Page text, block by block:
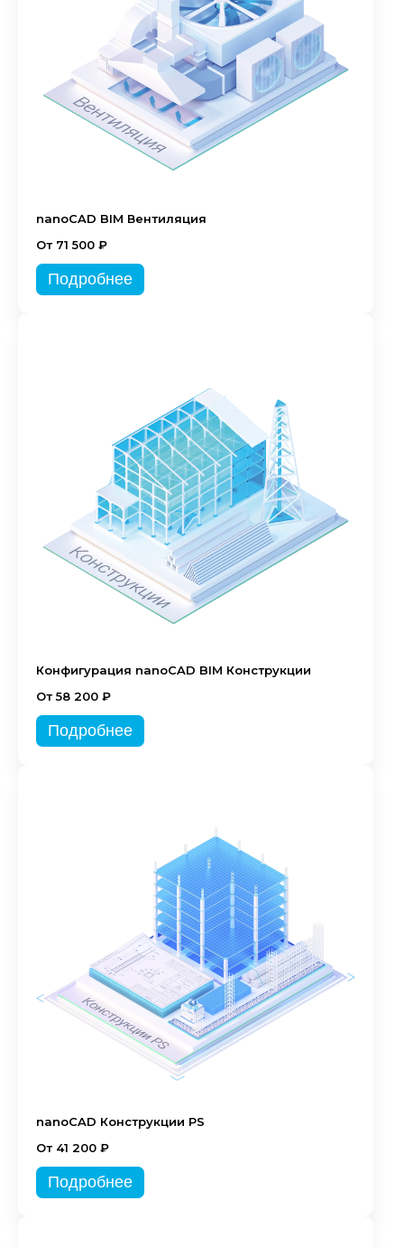
nanoCAD BIM Вентиляция
От 71 500 ₽
Подробнее
Конфигурация nanoCAD BIM Конструкции
От 58 200 ₽
Подробнее
nanoCAD Конструкции PS
От 41 200 ₽
Подробнее